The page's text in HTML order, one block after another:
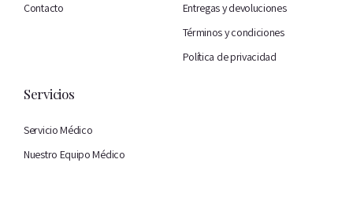
Contacto
Entregas y devoluciones
Términos y condiciones
Política de privacidad
Servicios
Servicio Médico
Nuestro Equipo Médico